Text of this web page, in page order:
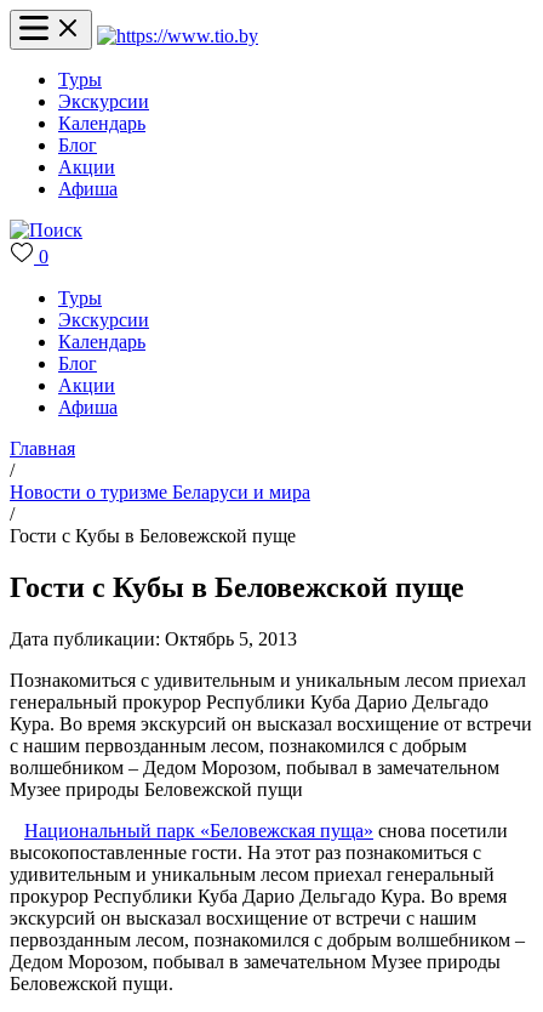
Туры
Экскурсии
Календарь
Блог
Акции
Афиша
0
Туры
Экскурсии
Календарь
Блог
Акции
Афиша
Главная
/
Новости о туризме Беларуси и мира
/
Гости с Кубы в Беловежской пуще
Гости с Кубы в Беловежской пуще
Дата публикации: Октябрь 5, 2013
Познакомиться с удивительным и уникальным лесом приехал
генеральный прокурор Республики Куба Дарио Дельгадо
Кура. Во время экскурсий он высказал восхищение от встречи
с нашим первозданным лесом, познакомился с добрым
волшебником – Дедом Морозом, побывал в замечательном
Музее природы Беловежской пущи
Национальный парк «Беловежская пуща» снова посетили
высокопоставленные гости. На этот раз познакомиться с
удивительным и уникальным лесом приехал генеральный
прокурор Республики Куба Дарио Дельгадо Кура. Во время
экскурсий он высказал восхищение от встречи с нашим
первозданным лесом, познакомился с добрым волшебником –
Дедом Морозом, побывал в замечательном Музее природы
Беловежской пущи.